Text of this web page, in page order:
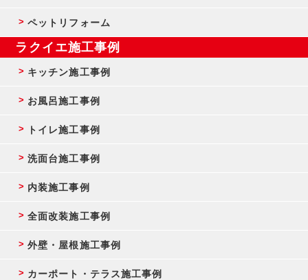
ペットリフォーム
ラクイエ施工事例
キッチン施工事例
お風呂施工事例
トイレ施工事例
洗面台施工事例
内装施工事例
全面改装施工事例
外壁・屋根施工事例
カーポート・テラス施工事例